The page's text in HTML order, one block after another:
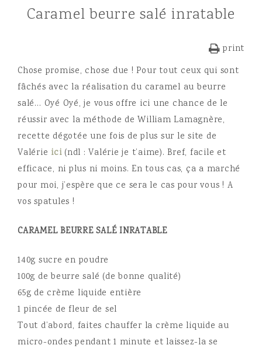
Caramel beurre salé inratable
print
Chose promise, chose due ! Pour tout ceux qui sont
fâchés avec la réalisation du caramel au beurre
salé… Oyé Oyé, je vous offre ici une chance de le
réussir avec la méthode de William Lamagnère,
recette dégotée une fois de plus sur le site de
Valérie ici(ndl : Valérie je t’aime). Bref, facile et
efficace, ni plus ni moins. En tous cas, ça a marché
pour moi, j’espère que ce sera le cas pour vous ! A
vos spatules !
CARAMEL BEURRE SALÉ INRATABLE
140g sucre en poudre
100g de beurre salé (de bonne qualité)
65g de crème liquide entière
1 pincée de fleur de sel
Tout d’abord, faites chauffer la crème liquide au
micro-ondes pendant 1 minute et laissez-la se